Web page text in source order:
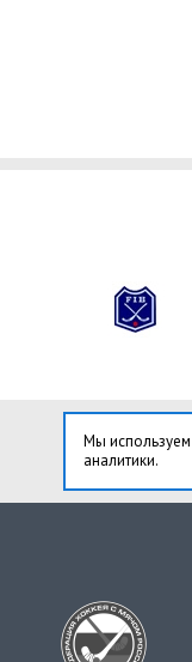
Мы
аналитики.